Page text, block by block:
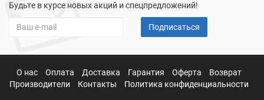
Будьте в курсе новых акций и спецпредложений!
Подписаться
О нас Оплата Доставка Гарантия Оферта
Возврат
Производители
Контакты Политика конфиденциальности